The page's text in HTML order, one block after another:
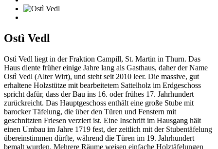
Ostì Vedl
Ostì Vedl liegt in der Fraktion Campill, St. Martin in Thurn. Das
Haus diente früher einige Jahre lang als Gasthaus, daher der Name
Ostì Vedl (Alter Wirt), und steht seit 2010 leer. Die massive, gut
erhaltene Holzstütze mit bearbeitetem Sattelholz im Erdgeschoss
spricht dafür, dass der Bau ins 16. oder frühes 17. Jahrhundert
zurückreicht. Das Hauptgeschoss enthält eine große Stube mit
barocker Täfelung, die über den Türen und Fenstern mit
geschnitzten Friesen verziert ist. Eine Inschrift im Hausgang hält
einen Umbau im Jahre 1719 fest, der zeitlich mit der Stubentäfelung
übereinstimmen dürfte, während die Türen im 19. Jahrhundert
bemalt wurden. Mehrere Räume weisen einfache Holztäfelungen